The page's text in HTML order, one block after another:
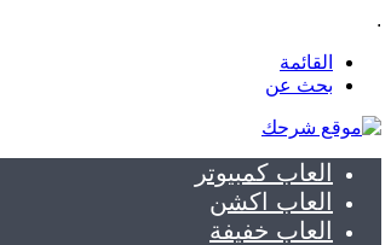
.
القائمة
بحث عن
العاب كمبيوتر
العاب اكشن
العاب خفيفة